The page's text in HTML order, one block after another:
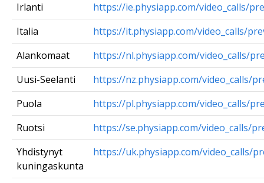
Irlanti
https://ie.physiapp.com/video_calls/
Italia
https://it.physiapp.com/video_calls/
Alankomaat
https://nl.physiapp.com/video_calls/
Uusi-Seelanti
https://nz.physiapp.com/video_calls/
Puola
https://pl.physiapp.com/video_calls/
Ruotsi
https://se.physiapp.com/video_calls/
Yhdistynyt
kuningaskunta
https://uk.physiapp.com/video_calls/